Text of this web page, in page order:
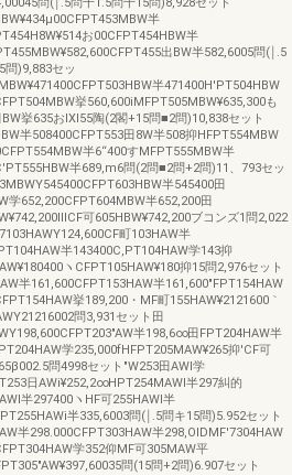
問(￨.5問十1.5問十15問)8,928セット
半
お00CFPT454HBW半
出BW半582,6005問(￨.5
問)9,883セッ
半471400H'PT504HBW
挙560,600iMFPT505MBW¥635,300も
挙635おlXl55陶(2閣+15問■2問)10,838セット
半508400CFPT553田8W半508抑HFPT554MBW
半6“400すMFPT555MBW半
半689,m6問(2問■2問+2問)11、793セッ
半545400田
学652,200CFPT604MBW半652,200田
可605HBW¥742,200ブコンズ1問2,022
町103HAW半
半143400C,PT104HAW学143抑
ヽCFPT105HAW¥180抑15問2,976セット
半161,600CFPT153HAW半161,600"FPT154HAW
挙189,200・MF町155HAW¥2121600｀
問3,931セット田
半198,6∞田FPT204HAW半
学235,000fHFPT205MAW¥265抑'CF可
問4998セット"W253田AWl学
日AWi¥252,2∞HPT254MAWl半297糾的
半297400ヽHF可255HAWl半
半335,6003問(￨.5問キ15問)5.952セット
半298.000CFPT303HAW半298,OIDMF'7304HAW
学352仰MF可305MAW平
問(15問+2問)6.907セット